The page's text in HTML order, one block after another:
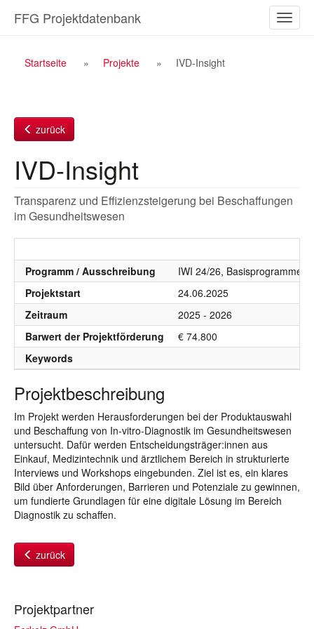
Inhalt
ein-/
FFG Projektdatenbank
Breadcrumb
Startseite Projekte IVD-Insight
zurück
IVD-Insight
Transparenz und Effizienzsteigerung bei Beschaffungen
im Gesundheitswesen
Programm / Ausschreibung
IWI 24/26, Basisprogramme
Projektstart
24.06.2025
Zeitraum
2025 - 2026
Barwert der Projektförderung
€ 74.800
Keywords
Projektbeschreibung
Im Projekt werden Herausforderungen bei der Produktauswahl
und Beschaffung von In-vitro-Diagnostik im Gesundheitswesen
untersucht. Dafür werden Entscheidungsträger:innen aus
Einkauf, Medizintechnik und ärztlichem Bereich in strukturierte
Interviews und Workshops eingebunden. Ziel ist es, ein klares
Bild über Anforderungen, Barrieren und Potenziale zu gewinnen,
um fundierte Grundlagen für eine digitale Lösung im Bereich
Diagnostik zu schaffen.
zurück
Projektpartner